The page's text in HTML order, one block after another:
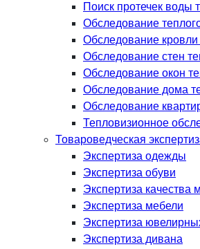
Поиск протечек воды
Обследование
Обследование
Обследование стен
Обследование окон
Обследование дома
Обследование
Тепловизионное
Товароведческая
Экспертиза одежды
Экспертиза обуви
Экспертиза качества
Экспертиза мебели
Экспертиза
Экспертиза дивана